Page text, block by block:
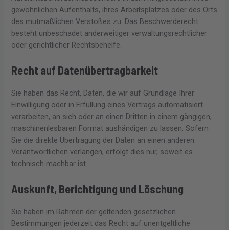
gewöhnlichen Aufenthalts, ihres Arbeitsplatzes oder des Orts
des mutmaßlichen Verstoßes zu. Das Beschwerderecht
besteht unbeschadet anderweitiger verwaltungsrechtlicher
oder gerichtlicher Rechtsbehelfe.
Recht auf Daten­übertrag­barkeit
Sie haben das Recht, Daten, die wir auf Grundlage Ihrer
Einwilligung oder in Erfüllung eines Vertrags automatisiert
verarbeiten, an sich oder an einen Dritten in einem gängigen,
maschinenlesbaren Format aushändigen zu lassen. Sofern
Sie die direkte Übertragung der Daten an einen anderen
Verantwortlichen verlangen, erfolgt dies nur, soweit es
technisch machbar ist.
Auskunft, Berichtigung und Löschung
Sie haben im Rahmen der geltenden gesetzlichen
Bestimmungen jederzeit das Recht auf unentgeltliche